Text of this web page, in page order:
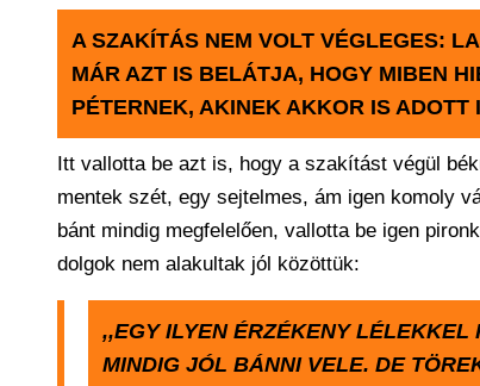
A SZAKÍTÁS NEM VOLT VÉGLEGES:
MÁR AZT IS BELÁTJA, HOGY MIBEN
PÉTERNEK, AKINEK AKKOR IS
Itt vallotta be azt is, hogy a szakítást végül
mentek szét, egy sejtelmes, ám igen komoly
bánt mindig megfelelően, vallotta be igen
dolgok nem alakultak jól közöttük:
,,EGY ILYEN ÉRZÉKENY
MINDIG JÓL BÁNNI VELE. DE